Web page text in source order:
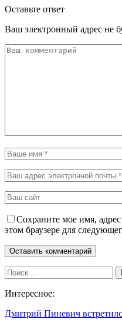
Оставьте ответ
Ваш электронный адрес не
Сохраните мое имя,
этом браузере для
Интересное:
Дмитрий Пиневич